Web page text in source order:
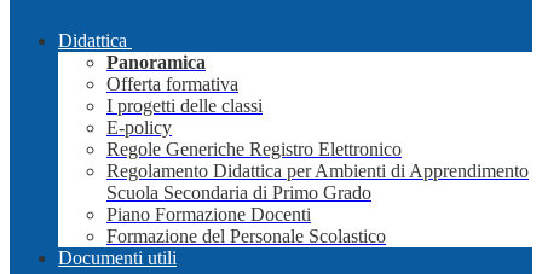
Didattica
Panoramica
Offerta formativa
I progetti delle classi
E-policy
Regole Generiche Registro Elettronico
Regolamento Didattica per Ambienti di Apprendimento
Scuola Secondaria di Primo Grado
Piano Formazione Docenti
Formazione del Personale Scolastico
Documenti utili